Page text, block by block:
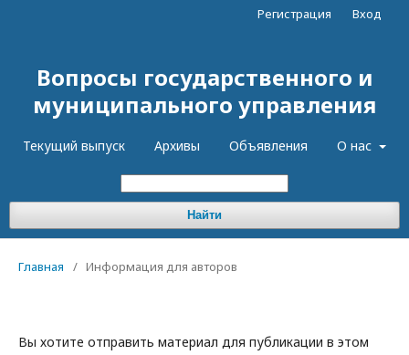
Вопросы государственного и
муниципального управления
Текущий выпуск Архивы Объявления О нас
Найти
Регистрация Вход
Главная / Информация для авторов
Вы хотите отправить материал для публикации в этом